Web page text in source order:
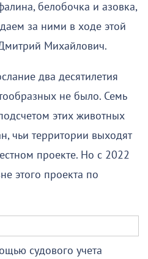
белобочка и азовка,
за ними в ходе этой
Михайлович.
два десятилетия
не было. Семь
этих животных
чьи территории выходят
проекте. Но с 2022
этого проекта по
судового учета